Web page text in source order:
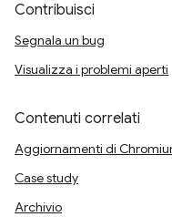
Contribuisci
Segnala un bug
Visualizza i problemi aperti
Contenuti correlati
Aggiornamenti di
Case study
Archivio